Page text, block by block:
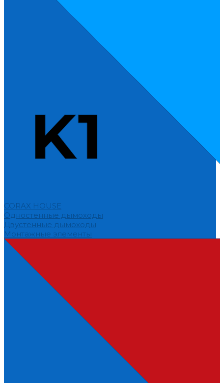
CORAX HOUSE
Одностенные дымоходы
Двустенные дымоходы
Монтажные элементы